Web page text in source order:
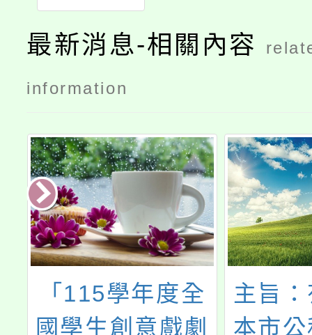
最新消息-相關內容
information
「115學年度全
國學生創意戲劇
主旨
本市